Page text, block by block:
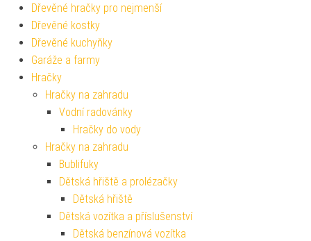
Dřevěné hračky pro nejmenší
Dřevěné kostky
Dřevěné kuchyňky
Garáže a farmy
Hračky
Hračky na zahradu
Vodní radovánky
Hračky do vody
Hračky na zahradu
Bublifuky
Dětská hřiště a prolézačky
Dětská hřiště
Dětská vozítka a příslušenství
Dětská benzínová vozítka